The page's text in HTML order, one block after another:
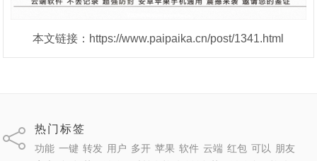
本文链接：https://www.paipaika.cn/post/1341.html
热门标签
功能 一键 转发 用户 多开 苹果 软件 云端 红包 可以
朋友